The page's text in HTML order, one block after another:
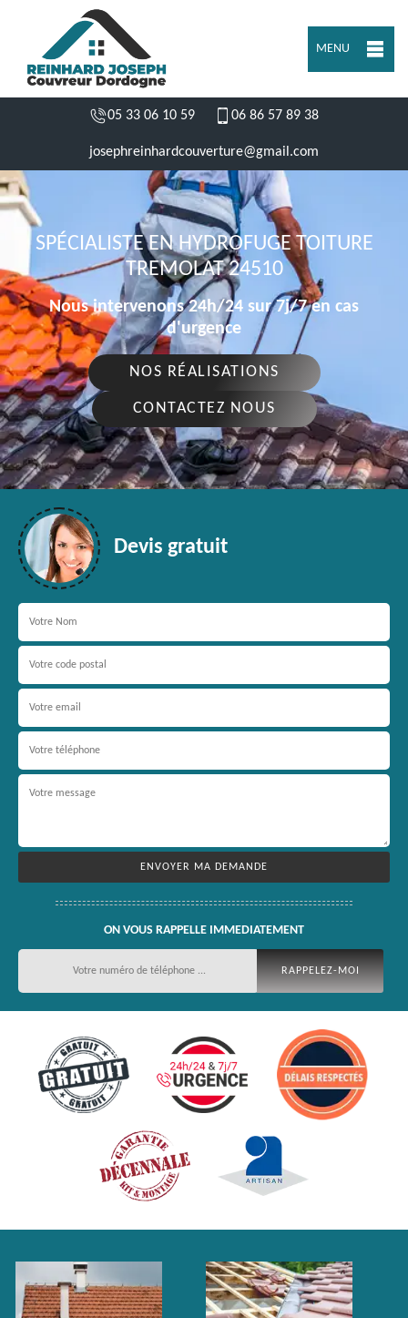
MENU
05 33 06 10 59 06 86 57 89 38
josephreinhardcouverture@gmail.com
SPÉCIALISTE EN HYDROFUGE TOITURE
TREMOLAT 24510
Nous intervenons 24h/24 sur 7j/7 en cas
d'urgence
NOS RÉALISATIONS
CONTACTEZ NOUS
Devis gratuit
ON VOUS RAPPELLE IMMEDIATEMENT